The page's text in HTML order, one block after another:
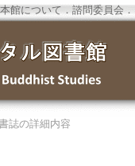
本館について ． 諮問委員会 ．
誌の詳細内容